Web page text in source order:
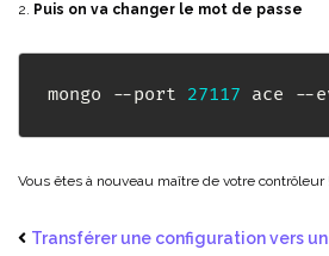
2. Puis on va changer le mot de passe
mongo --port 27117 ace --
Vous êtes à nouveau maître de votre contrôleur !
Transférer une configuration vers